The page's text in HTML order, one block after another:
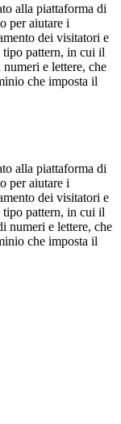
alla piattaforma di
per aiutare i
dei visitatori e
tipo pattern, in cui il
e lettere, che
che imposta il
alla piattaforma di
per aiutare i
dei visitatori e
tipo pattern, in cui il
numeri e lettere, che
che imposta il